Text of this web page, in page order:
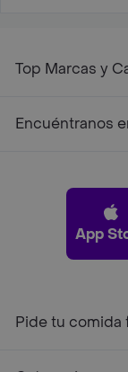
Top Marcas y
Encuéntranos
App
Pide tu comida